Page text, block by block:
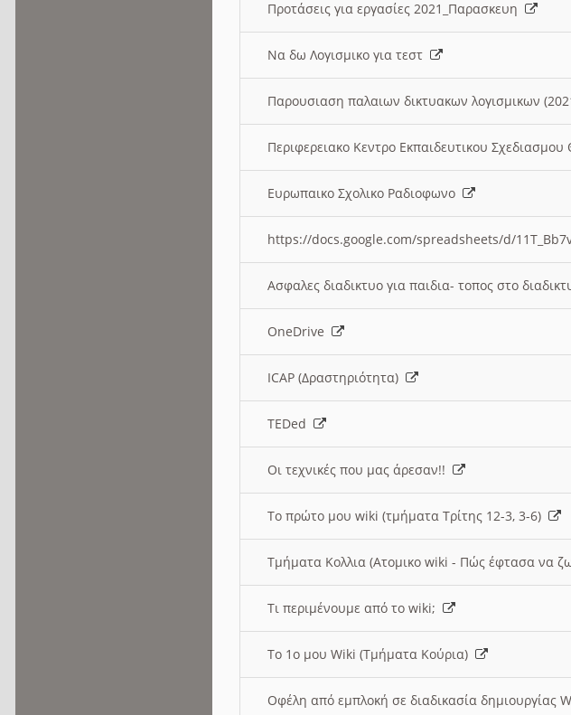
Προτάσεις για εργασίες 2021_Παρασκευη
Να δω Λογισμικο για τεστ
Παρουσιαση παλαιων δικτυακων λογισμικων
Περιφερειακο Κεντρο Εκπαιδευτικου
Ευρωπαικο Σχολικο Ραδιοφωνο
https://docs.google.com/spreadsheets/d/
Ασφαλες διαδικτυο για παιδια- τοπος στο
OneDrive
ICAP (Δραστηριότητα)
TEDed
Οι τεχνικές που μας άρεσαν!!
Το πρώτο μου wiki (τμήματα Τρίτης 12-3, 3-6)
Τμήματα Κολλια (Ατομικο wiki - Πώς έφτασα να
Τι περιμένουμε από το wiki;
Το 1ο μου Wiki (Τμήματα Κούρια)
Οφέλη από εμπλοκή σε διαδικασία